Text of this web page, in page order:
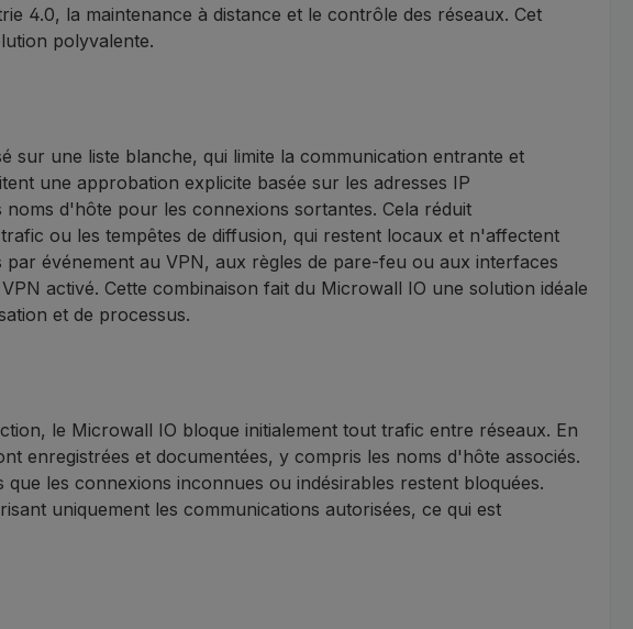
4.0, la maintenance à distance et le contrôle des réseaux. Cet
polyvalente.
sur une liste blanche, qui limite la communication entrante et
une approbation explicite basée sur les adresses IP
d'hôte pour les connexions sortantes. Cela réduit
ou les tempêtes de diffusion, qui restent locaux et n'affectent
événement au VPN, aux règles de pare-feu ou aux interfaces
activé. Cette combinaison fait du Microwall IO une solution idéale
et de processus.
le Microwall IO bloque initialement tout trafic entre réseaux. En
enregistrées et documentées, y compris les noms d'hôte associés.
les connexions inconnues ou indésirables restent bloquées.
uniquement les communications autorisées, ce qui est